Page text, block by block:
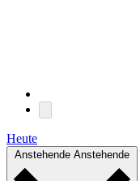
Heute
Anstehende Anstehende